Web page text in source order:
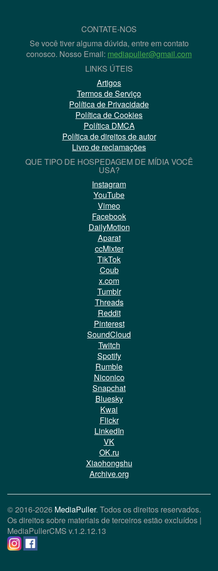
CONTATE-NOS
Se você tiver alguma dúvida, entre em contato
conosco. Nosso Email: mediapuller@gmail.com
LINKS ÚTEIS
Artigos
Termos de Serviço
Política de Privacidade
Política de Cookies
Política DMCA
Política de direitos de autor
Livro de reclamações
QUE TIPO DE HOSPEDAGEM DE MÍDIA VOCÊ
USA?
Instagram
YouTube
Vimeo
Facebook
DailyMotion
Aparat
ccMixter
TikTok
Coub
x.com
Tumblr
Threads
Reddit
Pinterest
SoundCloud
Twitch
Spotify
Rumble
Niconico
Snapchat
Bluesky
Kwai
Flickr
LinkedIn
VK
OK.ru
Xiaohongshu
Archive.org
© 2016-2026 MediaPuller. Todos os direitos reservados.
Os direitos sobre materiais de terceiros estão excluídos |
MediaPullerCMS v.1.2.12.13